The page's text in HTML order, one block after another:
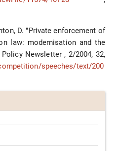
D. "Private enforcement of
law: modernisation and the
Newsletter , 2/2004, 32,
speeches/text/200